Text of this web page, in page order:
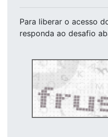
Para liberar o acesso
responda ao desafio